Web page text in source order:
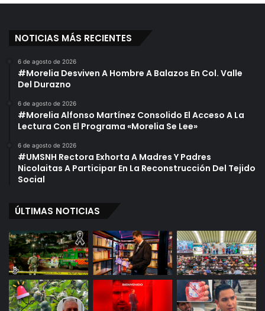
NOTICIAS MÁS RECIENTES
6 de agosto de 2026
#Morelia Desviven A Hombre A Balazos En Col. Valle
Del Durazno
6 de agosto de 2026
#Morelia Alfonso Martínez Consolido El Acceso A La
Lectura Con El Programa «Morelia Se Lee»
6 de agosto de 2026
#UMSNH Rectora Exhorta A Madres Y Padres
Nicolaitas A Participar En La Reconstrucción Del Tejido
Social
ÚLTIMAS NOTICIAS